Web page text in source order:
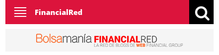
Toggle
navigation
FinancialRed